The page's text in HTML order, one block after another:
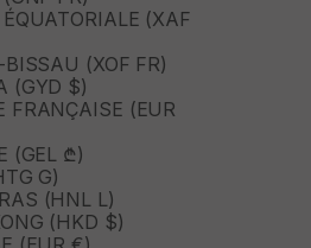
(XAF
(XOF FR)
(GYD $)
FRANÇAISE (EUR
(GEL ₾)
G)
(HNL L)
(HKD $)